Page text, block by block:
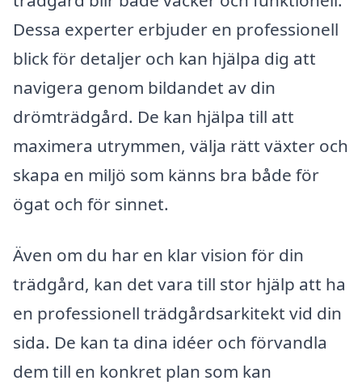
Dessa experter erbjuder en professionell
blick för detaljer och kan hjälpa dig att
navigera genom bildandet av din
drömträdgård. De kan hjälpa till att
maximera utrymmen, välja rätt växter och
skapa en miljö som känns bra både för
ögat och för sinnet.
Även om du har en klar vision för din
trädgård, kan det vara till stor hjälp att ha
en professionell trädgårdsarkitekt vid din
sida. De kan ta dina idéer och förvandla
dem till en konkret plan som kan